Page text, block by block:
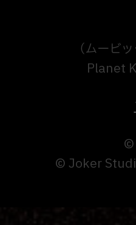
（ムービ
Planet
©
© Joker